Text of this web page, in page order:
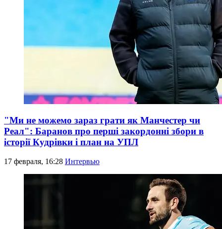
"Ми не можемо зараз грати як Манчестер чи
Реал": Баранов про перші закордонні збори в
історії Кудрівки і план на УПЛ
17 февраля, 16:28 Интервью